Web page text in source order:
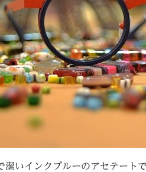
潔いインクブルーのアセテート